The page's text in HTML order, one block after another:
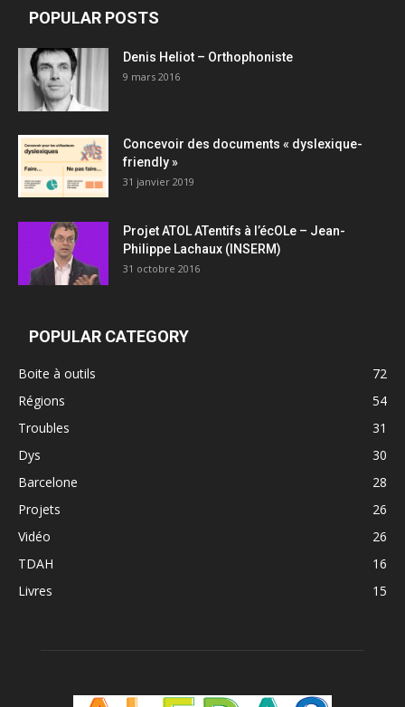
POPULAR POSTS
Denis Heliot – Orthophoniste
9 mars 2016
Concevoir des documents « dyslexique-
friendly »
31 janvier 2019
Projet ATOL ATentifs à l’écOLe – Jean-
Philippe Lachaux (INSERM)
31 octobre 2016
POPULAR CATEGORY
Boite à outils
72
Régions
54
Troubles
31
Dys
30
Barcelone
28
Projets
26
Vidéo
26
TDAH
16
Livres
15